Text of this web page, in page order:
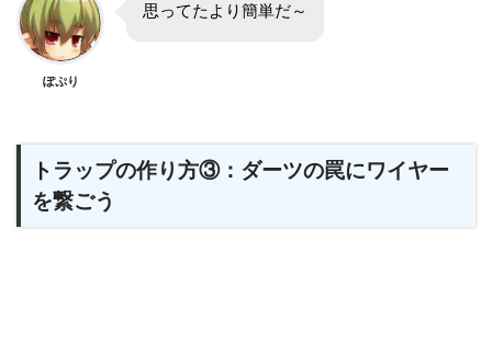
ぽぷり
思ってたより簡単だ～
トラップの作り方③：ダーツの罠にワイヤー
を繋ごう